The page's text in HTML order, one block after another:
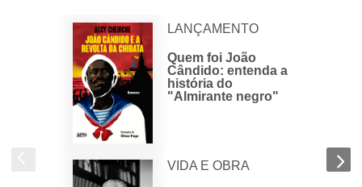
LANÇAMENTO
​Quem foi João
Cândido: entenda a
história do
"Almirante negro"
VIDA E OBRA